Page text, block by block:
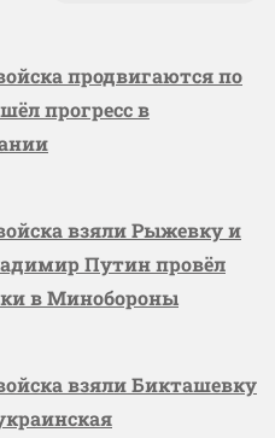
продвигаются по
прогресс в
взяли Рыжевку и
Путин провёл
в Минобороны
взяли Бикташевку